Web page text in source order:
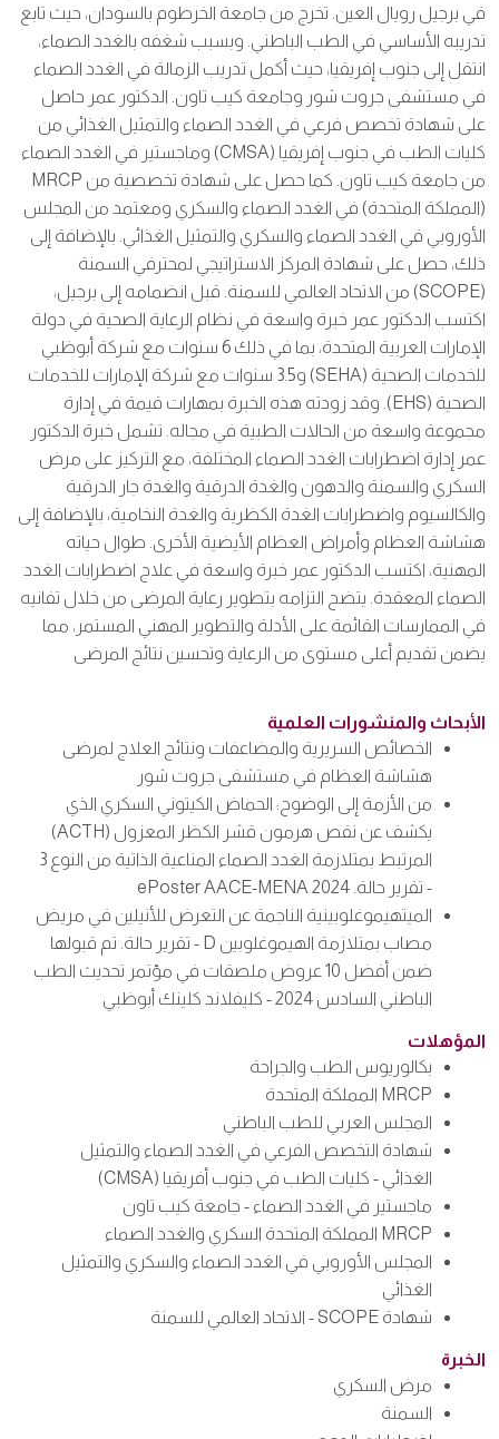
في برجيل رويال العين. تخرج من جامعة الخرطوم بالسودان، حيث تابع
تدريبه الأساسي في الطب الباطني. وبسبب شغفه بالغدد الصماء،
انتقل إلى جنوب إفريقيا، حيث أكمل تدريب الزمالة في الغدد الصماء
في مستشفى جروت شور وجامعة كيب تاون. الدكتور عمر حاصل
على شهادة تخصص فرعي في الغدد الصماء والتمثيل الغذائي من
كليات الطب في جنوب إفريقيا (CMSA)
وماجستير في الغدد الصماء
من جامعة كيب تاون. كما حصل على شهادة تخصصية من MRCP
( المملكة المتحدة) في الغدد الصماء والسكري ومعتمد من المجلس
الأوروبي في الغدد الصماء والسكري والتمثيل الغذائي. بالإضافة إلى
ذلك، حصل على شهادة المركز الاستراتيجي لمحترفي السمنة
(SCOPE)
من الاتحاد العالمي للسمنة. قبل انضمامه إلى برجيل،
اكتسب الدكتور عمر خبرة واسعة في نظام الرعاية الصحية في دولة
الإمارات العربية المتحدة، بما في ذلك 6 سنوات مع شركة
أبوظبي
للخدمات الصحية (SEHA)
و3.5 سنوات مع شركة الإمارات للخدمات
الصحية (EHS).
وقد زودته هذه الخبرة بمهارات قيمة في إدارة
مجموعة واسعة من الحالات الطبية في مجاله. تشمل خبرة الدكتور
عمر إدارة اضطرابات الغدد الصماء المختلفة، مع التركيز على مرض
السكري والسمنة والدهون والغدة الدرقية والغدة جار الدرقية
والكالسيوم واضطرابات الغدة الكظرية والغدة النخامية، بالإضافة إلى
هشاشة العظام وأمراض العظام الأيضية الأخرى. طوال حياته
المهنية، اكتسب الدكتور عمر خبرة واسعة في علاج اضطرابات الغدد
الصماء المعقدة. يتضح التزامه بتطوير رعاية المرضى من خلال تفانيه
في الممارسات القائمة على الأدلة والتطوير المهني المستمر، مما
يضمن تقديم أعلى مستوى من الرعاية وتحسين نتائج المرضى
الأبحاث والمنشورات العلمية
الخصائص السريرية والمضاعفات ونتائج العلاج لمرضى
هشاشة العظام في مستشفى جروت شور
من الأزمة إلى الوضوح: الحماض الكيتوني السكري الذي
يكشف عن نقص هرمون قشر الكظر المعزول (ACTH)
المرتبط بمتلازمة الغدد الصماء المناعية الذاتية من النوع 3
- تقرير حالة. ePoster AACE-MENA 2024
الميتهيموغلوبينية الناجمة عن التعرض للأنيلين في مريض
مصاب بمتلازمة الهيموغلوبين D - تقرير حالة. تم قبولها
ضمن أفضل 10 عروض ملصقات في مؤتمر تحديث الطب
الباطني السادس 2024 - كليفلاند كلينك أبوظبي
المؤهلات
بكالوريوس الطب والجراحة
MRCP المملكة المتحدة
المجلس العربي للطب الباطني
شهادة التخصص الفرعي في الغدد الصماء والتمثيل
الغذائي - كليات الطب في جنوب أفريقيا (CMSA)
ماجستير في الغدد الصماء - جامعة كيب تاون
MRCP المملكة المتحدة السكري والغدد الصماء
المجلس الأوروبي في الغدد الصماء والسكري والتمثيل
الغذائي
شهادة SCOPE - الاتحاد العالمي للسمنة
الخبرة
مرض السكري
السمنة